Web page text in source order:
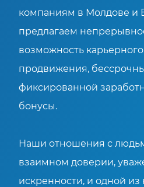
компаниям в Молдове и
предлагаем
возможность
продвижения,
фиксированной
бонусы.
Наши отношения с
взаимном доверии,
искренности, и одной